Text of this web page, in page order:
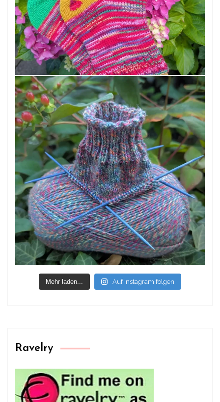
Mehr laden... Auf Instagram folgen
Ravelry